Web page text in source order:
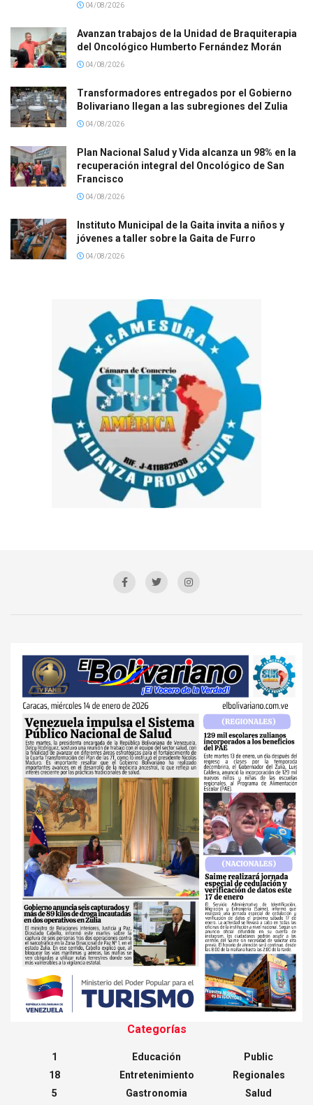
04/08/2026
Avanzan trabajos de la Unidad de Braquiterapia
del Oncológico Humberto Fernández Morán
04/08/2026
Transformadores entregados por el Gobierno
Bolivariano llegan a las subregiones del Zulia
04/08/2026
Plan Nacional Salud y Vida alcanza un 98% en la
recuperación integral del Oncológico de San
Francisco
04/08/2026
Instituto Municipal de la Gaita invita a niños y
jóvenes a taller sobre la Gaita de Furro
04/08/2026
Categorías
1
18
5
Educación
Entretenimiento
Gastronomia
Public
Regionales
Salud